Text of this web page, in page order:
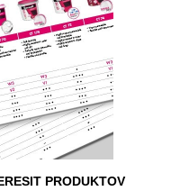
PRODUKTOV